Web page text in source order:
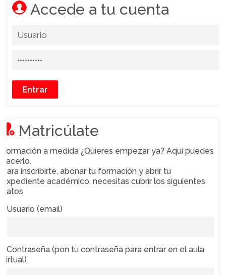
Accede a tu cuenta
Matricúlate
Formación a medida ¿Quieres empezar ya? Aquí puedes
hacerlo.
Para inscribirte, abonar tu formación y abrir tu
expediente académico, necesitas cubrir los siguientes
datos
* Usuario (email)
* Contraseña (pon tu contraseña para entrar en el aula
virtual)